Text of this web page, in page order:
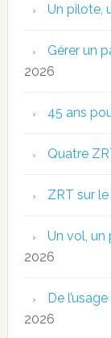
Un pilote,
Gérer un
2026
45 ans
Quatre
ZRT sur
Un vol, un
2026
De
2026